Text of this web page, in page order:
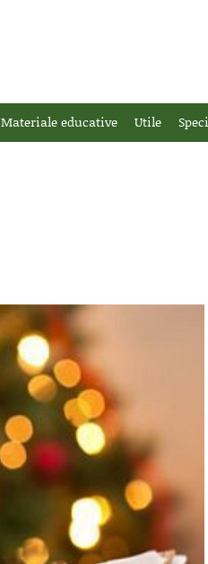
Materiale educative Utile